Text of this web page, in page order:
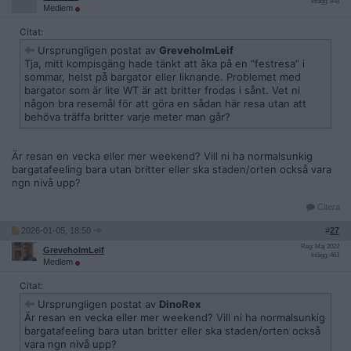
Medlem
Citat:
Ursprungligen postat av GreveholmLeif
Tja, mitt kompisgäng hade tänkt att åka på en ”festresa” i
sommar, helst på bargator eller liknande. Problemet med
bargator som är lite WT är att britter frodas i sånt. Vet ni
någon bra resemål för att göra en sådan här resa utan att
behöva träffa britter varje meter man går?
Är resan en vecka eller mer weekend? Vill ni ha normalsunkig
bargatafeeling bara utan britter eller ska staden/orten också vara
ngn nivå upp?
Citera
2026-01-05, 18:50 #27
GreveholmLeif
Medlem
Reg: Maj 2022
Inlägg: 461
Citat:
Ursprungligen postat av DinoRex
Är resan en vecka eller mer weekend? Vill ni ha normalsunkig
bargatafeeling bara utan britter eller ska staden/orten också
vara ngn nivå upp?